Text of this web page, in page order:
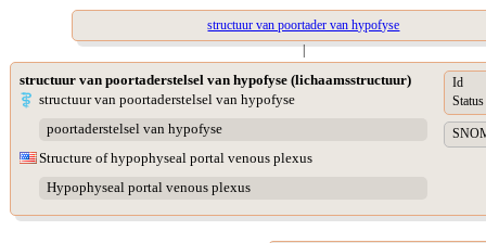
structuur van poortader van hypofyse
|
structuur van poortaderstelsel van hypofyse (lichaamsstructuur)
structuur van poortaderstelsel van hypofyse
poortaderstelsel van hypofyse
Structure of hypophyseal portal venous plexus
Hypophyseal portal venous plexus
Id
Status